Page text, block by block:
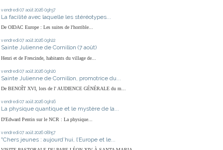
vendredi 07 août 2026 09h37
La facilité avec laquelle les stéréotypes...
De OIDAC Europe : Les suites de l'horrible...
vendredi 07 août 2026 09h22
Sainte Julienne de Cornillon (7 août)
Henri et de Frescinde, habitants du village de...
vendredi 07 août 2026 09h20
Sainte Julienne de Cornillon, promotrice du...
De BENOÎT XVI, lors de l' AUDIENCE GÉNÉRALE du m...
vendredi 07 août 2026 09h16
La physique quantique et le mystère de la...
D'Edward Pentin sur le NCR : La physique...
vendredi 07 août 2026 08h57
"Chers jeunes : aujourd’hui, l’Europe et le...